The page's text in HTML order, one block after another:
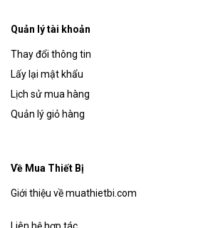
Quản lý tài khoản
Thay đổi thông tin
Lấy lại mật khẩu
Lịch sử mua hàng
Quản lý giỏ hàng
Về Mua Thiết Bị
Giới thiệu về muathietbi.com